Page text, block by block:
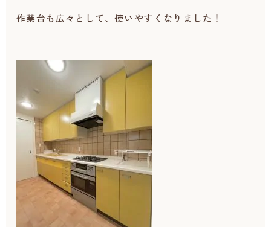
作業台も広々として、使いやすくなりました！